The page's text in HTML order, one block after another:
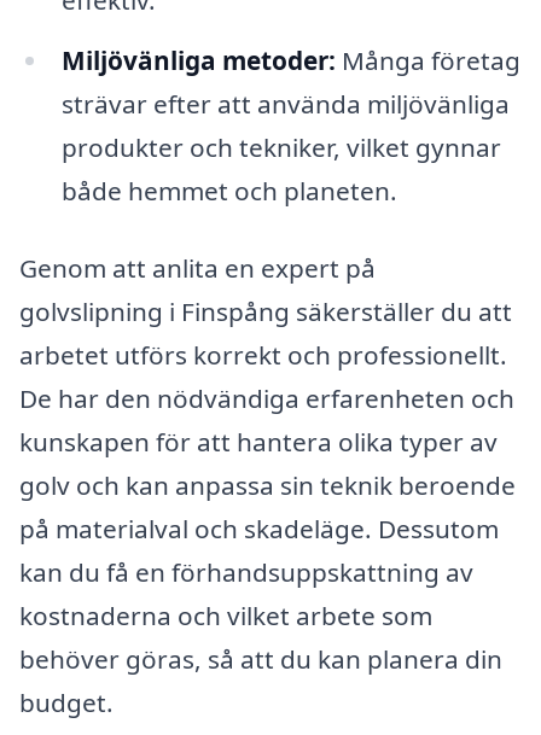
Miljövänliga metoder: Många företag
strävar efter att använda miljövänliga
produkter och tekniker, vilket gynnar
både hemmet och planeten.
Genom att anlita en expert på
golvslipning i Finspång säkerställer du att
arbetet utförs korrekt och professionellt.
De har den nödvändiga erfarenheten och
kunskapen för att hantera olika typer av
golv och kan anpassa sin teknik beroende
på materialval och skadeläge. Dessutom
kan du få en förhandsuppskattning av
kostnaderna och vilket arbete som
behöver göras, så att du kan planera din
budget.